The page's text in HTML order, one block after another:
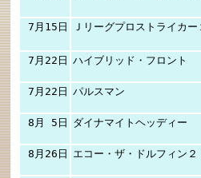
7月15日 Ｊリーグプロストライカー
7月22日 ハイブリッド・フロント
7月22日 パルスマン
8月 5日 ダイナマイトヘッディー
8月26日 エコー・ザ・ドルフィン２